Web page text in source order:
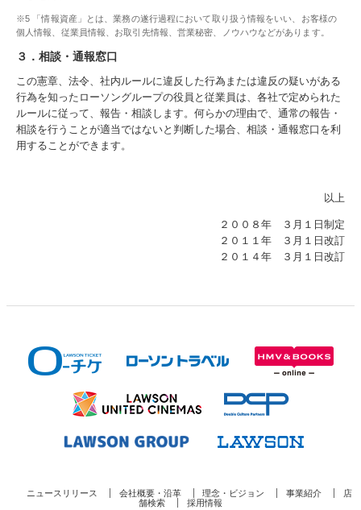
※5 「情報資産」とは、業務の遂行過程において取り扱う情報をいい、お客様の
個人情報、従業員情報、お取引先情報、営業秘密、ノウハウなどがあります。
３．相談・通報窓口
この憲章、法令、社内ルールに違反した行為または違反の疑いがある
行為を知ったローソングループの役員と従業員は、各社で定められた
ルールに従って、報告・相談します。何らかの理由で、通常の報告・
相談を行うことが適当ではないと判断した場合、相談・通報窓口を利
用することができます。
以上
２００８年 ３月１日制定
２０１１年 ３月１日改訂
２０１４年 ３月１日改訂
ニュースリリース 会社概要・沿革 理念・ビジョン 事業紹介
店
舗検索
採用情報